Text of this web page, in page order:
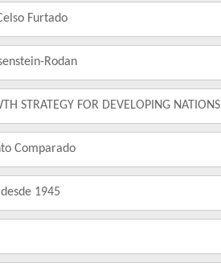
Furtado
Rodan
STRATEGY FOR DEVELOPING NATIONS
Comparado
1945